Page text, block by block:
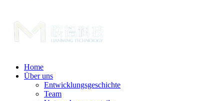
Home
Über uns
Entwicklungsgeschichte
Team